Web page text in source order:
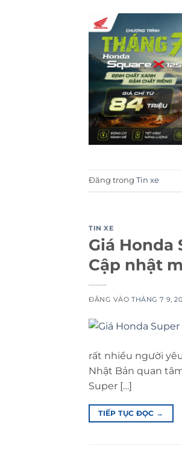
Đăng trong Tin xe
TIN XE
Giá Honda
Cập nhật
ĐĂNG VÀOTHÁNG 7 9,
rất nhiều người
Nhật Bản quan
Super […]
TIẾP TỤC ĐỌC →